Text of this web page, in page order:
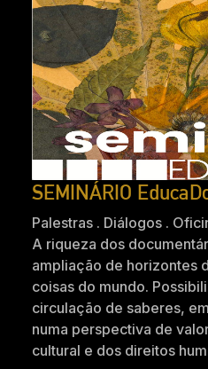
SEMINÁRIO
Palestras . Diálogos .
A riqueza dos
ampliação de horizontes
coisas do mundo.
circulação de saberes,
numa perspectiva de
cultural e dos direitos